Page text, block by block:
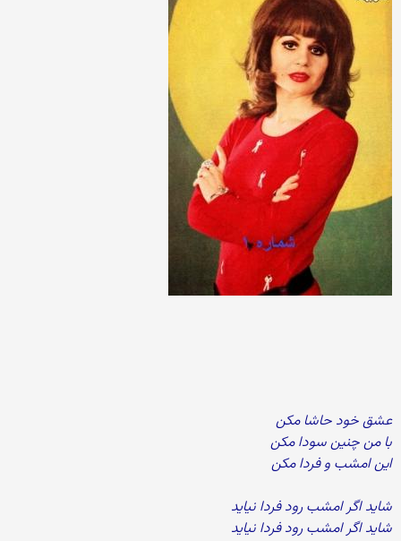
عشق خود حاشا مکن
با من چنین سودا مکن
این امشب و فردا مکن
شاید اگر امشب رود فردا نیاید
شاید اگر امشب رود فردا نیاید